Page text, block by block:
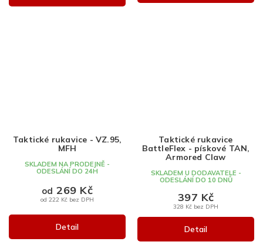
Taktické rukavice - VZ.95,
MFH
SKLADEM NA PRODEJNĚ -
ODESLÁNÍ DO 24H
od 222 Kč bez DPH
od 269 Kč
Detail
Taktické rukavice
BattleFlex - pískové TAN,
Armored Claw
SKLADEM U DODAVATELE -
ODESLÁNÍ DO 10 DNŮ
328 Kč bez DPH
397 Kč
Detail